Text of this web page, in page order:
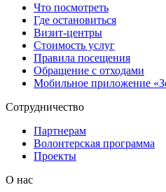
Что посмотреть
Где остановиться
Визит-центры
Стоимость услуг
Правила посещения
Обращение с отходами
Мобильное приложение
Сотрудничество
Партнерам
Волонтерская программа
Проекты
О нас